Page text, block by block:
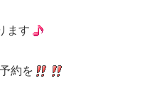
ます
約を